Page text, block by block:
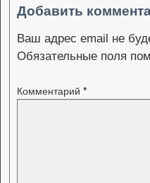
Добавить
Ваш адрес email не
Обязательные поля
Комментарий *